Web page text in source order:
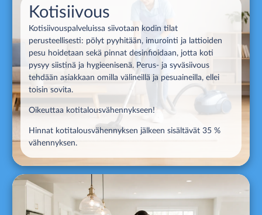
Kotisiivous
Kotisiivouspalveluissa siivotaan kodin tilat
perusteellisesti: pölyt pyyhitään, imurointi ja lattioiden
pesu hoidetaan sekä pinnat desinfioidaan, jotta koti
pysyy siistinä ja hygieenisenä. Perus- ja syväsiivous
tehdään asiakkaan omilla välineillä ja pesuaineilla, ellei
toisin sovita.
Oikeuttaa kotitalousvähennykseen!
Hinnat kotitalousvähennyksen jälkeen sisältävät 35 %
vähennyksen.